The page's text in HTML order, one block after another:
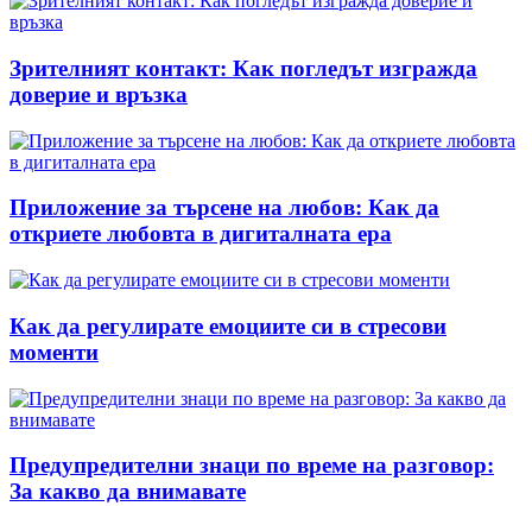
Зрителният контакт: Как погледът изгражда
доверие и връзка
Приложение за търсене на любов: Как да
откриете любовта в дигиталната ера
Как да регулирате емоциите си в стресови
моменти
Предупредителни знаци по време на разговор:
За какво да внимавате